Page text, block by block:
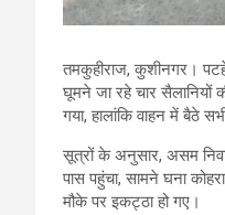
तमकुहीराज, कुशीनगर।
घूमने जा रहे चार सैलानियों
गया, हालांकि वाहन में बैठे
सूत्रों के अनुसार, असम
पास पहुंचा, सामने घना
मौके पर इकट्ठा हो गए।